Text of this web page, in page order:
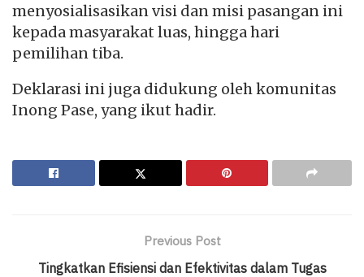
menyosialisasikan visi dan misi pasangan ini
kepada masyarakat luas, hingga hari
pemilihan tiba.
Deklarasi ini juga didukung oleh komunitas
Inong Pase, yang ikut hadir.
Previous Post
Tingkatkan Efisiensi dan Efektivitas dalam Tugas